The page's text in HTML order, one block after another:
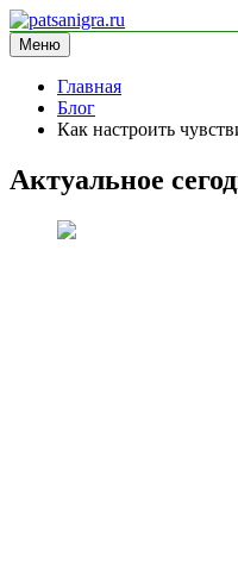
Перейти
к
содержимому
patsanigra.ru
информационный сайт
Меню
Главная
Блог
Как настроить
Актуальное